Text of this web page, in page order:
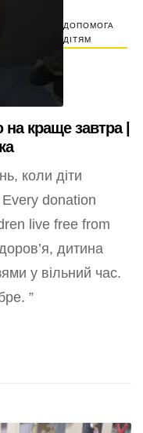
ДОПОМОГА
ДІТЯМ
краще завтра |
коли діти
Every donation
live free from
дитина
у вільний час.
”